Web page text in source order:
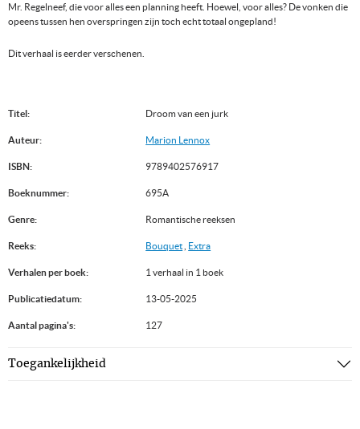
Mr. Regelneef, die voor alles een planning heeft. Hoewel, voor alles? De vonken die
opeens tussen hen overspringen zijn toch echt totaal ongepland!
Dit verhaal is eerder verschenen.
Titel: Droom van een jurk
Auteur: Marion Lennox
ISBN: 9789402576917
Boeknummer: 695A
Genre: Romantische reeksen
Reeks: Bouquet Extra
Verhalen per boek: 1 verhaal in 1 boek
Publicatiedatum: 13-05-2025
Aantal pagina's: 127
Toegankelijkheid